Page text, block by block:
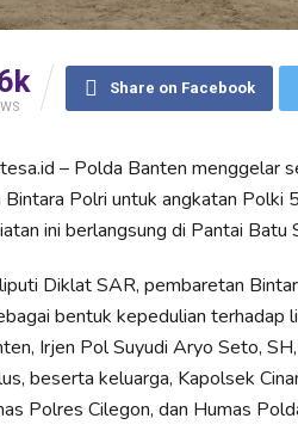
Share on Facebook
– Polda Banten menggelar
Bintara Polri untuk angkatan
ini berlangsung di Pantai
Diklat SAR, pembaretan
bentuk kepedulian terhadap
Irjen Pol Suyudi Aryo Seto,
beserta keluarga, Kapolsek
Polres Cilegon, dan Humas